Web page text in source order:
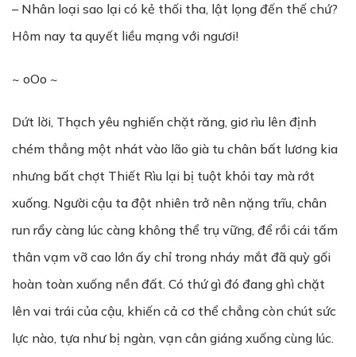
– Nhân loại sao lại có kẻ thối tha, lật lọng đến thế chứ?
Hôm nay ta quyết liều mạng với ngươi!
~ oOo ~
Dứt lời, Thạch yêu nghiến chặt răng, giơ rìu lên định
chém thẳng một nhát vào lão già tu chân bất lương kia
nhưng bất chợt Thiết Rìu lại bị tuột khỏi tay mà rớt
xuống. Người cậu ta đột nhiên trở nên nặng trĩu, chân
run rẩy càng lúc càng không thể trụ vững, để rồi cái tấm
thân vạm vỡ cao lớn ấy chỉ trong nháy mắt đã quỳ gối
hoàn toàn xuống nền đất. Có thứ gì đó đang ghì chặt
lên vai trái của cậu, khiến cả cơ thể chẳng còn chút sức
lực nào, tựa như bị ngàn, vạn cân giáng xuống cùng lúc.